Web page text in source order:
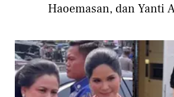
Haoemasan, dan Yanti